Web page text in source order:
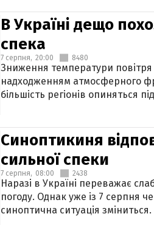
В Україні дещо
спека
7 серпня, 20:00 8480
Зниження температури повітря
надходженням атмосферного
більшість регіонів опиняться
Синоптикиня
сильної спеки
7 серпня, 08:00 2438
Наразі в Україні переважає
погоду. Однак уже із 7 серпня
синоптична ситуація зміниться.